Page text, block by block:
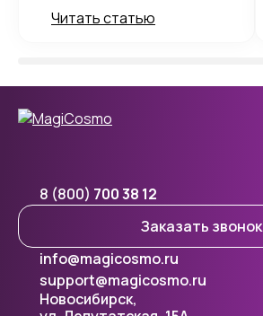
Читать статью
8 (800) 700 38 12
Заказать звонок
Новосибирск,
info@magicosmo.ru
support@magicosmo.ru